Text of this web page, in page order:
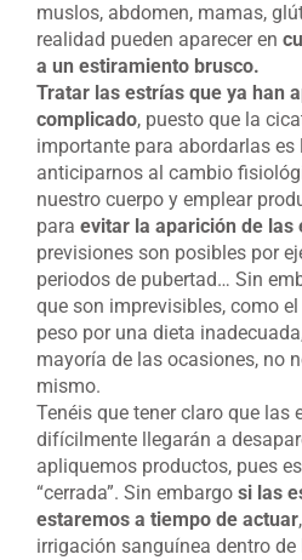
muslos, abdomen, mamas,
realidad pueden aparecer en
a un estiramiento brusco.
Tratar las estrías que ya han
complicado, puesto que la
importante para abordarlas es
anticiparnos al cambio
nuestro cuerpo y emplear
para evitar la aparición de las
previsiones son posibles por
periodos de pubertad… Sin
que son imprevisibles, como
peso por una dieta
mayoría de las ocasiones, no
mismo.
Tenéis que tener claro que las
difícilmente llegarán a
apliquemos productos, pues
“cerrada”. Sin embargo si las
estaremos a tiempo de actuar
irrigación sanguínea dentro